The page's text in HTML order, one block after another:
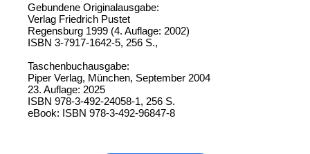
Gebundene Originalausgabe:
Verlag Friedrich Pustet
Regensburg 1999 (4. Auflage: 2002)
ISBN 3-7917-1642-5, 256 S.,
Taschenbuchausgabe:
Piper Verlag, München, September 2004
23. Auflage: 2025
ISBN 978-3-492-24058-1, 256 S.
eBook: ISBN 978-3-492-96847-8